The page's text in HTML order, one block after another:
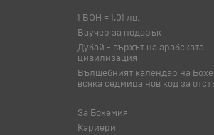
1 BOH = 1,01 лв.
Ваучер за подарък
Дубай - върхът на арабската
цивилизация
Вълшебният календар на
всяка седмица нов код за
За Бохемия
Кариери